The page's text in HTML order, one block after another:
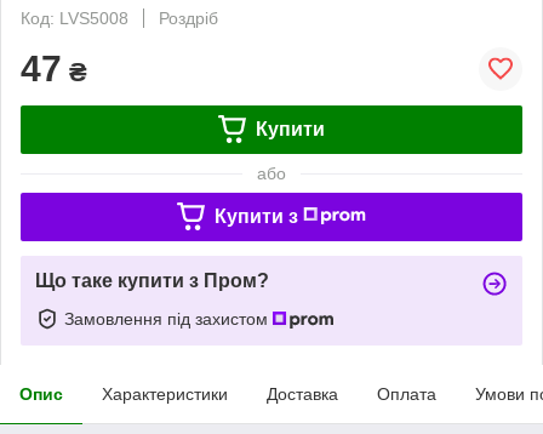
Код: LVS5008
Роздріб
47 ₴
Купити
або
Купити з
Що таке купити з Пром?
Замовлення під захистом
Опис Характеристики Доставка Оплата Умови